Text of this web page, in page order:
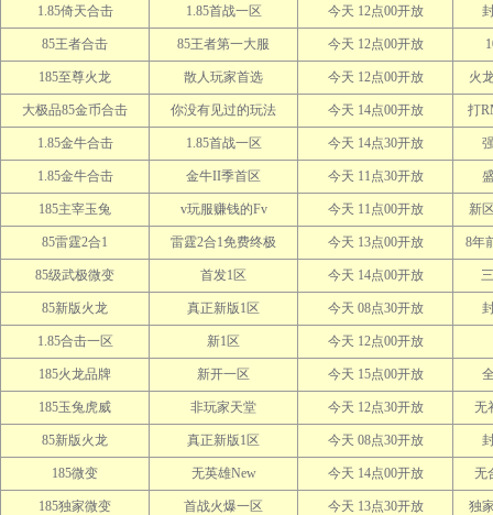
1.85倚天合击 1.85首战一区 今天 12点00开放
85王者合击 85王者第一大服 今天 12点00开放
185至尊火龙 散人玩家首选 今天 12点00开放 火
大极品85金币合击 你没有见过的玩法 今天 14点00开放 打
1.85金牛合击 1.85首战一区 今天 14点30开放
1.85金牛合击 金牛II季首区 今天 11点30开放
185主宰玉兔 v玩服赚钱的Fv 今天 11点00开放 新
85雷霆2合1 雷霆2合1免费终极 今天 13点00开放 8年
85级武极微变 首发1区 今天 14点00开放
85新版火龙 真正新版1区 今天 08点30开放
1.85合击一区 新1区 今天 12点00开放
185火龙品牌 新开一区 今天 15点00开放
185玉兔虎威 非玩家天堂 今天 12点30开放 无
85新版火龙 真正新版1区 今天 08点30开放
185微变 无英雄New 今天 14点00开放 无
185独家微变 首战火爆一区 今天 13点30开放 独